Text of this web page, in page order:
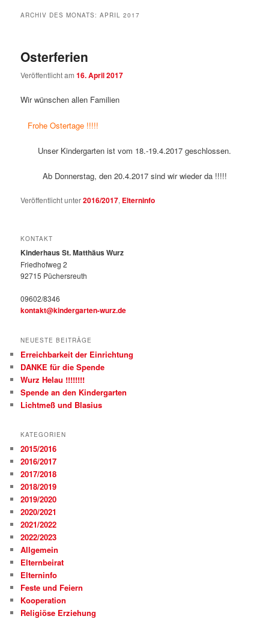
ARCHIV DES MONATS:APRIL 2017
Osterferien
Veröffentlicht am16. April 2017
Wir wünschen allen Familien
Frohe Ostertage !!!!!
Unser Kindergarten ist vom 18.-19.4.2017 geschlossen.
Ab Donnerstag, den 20.4.2017 sind wir wieder da !!!!!
Veröffentlicht unter2016/2017, Elterninfo
KONTAKT
Kinderhaus St. Matthäus Wurz
Friedhofweg 2
92715 Püchersreuth
09602/8346
kontakt@kindergarten-wurz.de
NEUESTE BEITRÄGE
Erreichbarkeit der Einrichtung
DANKE für die Spende
Wurz Helau !!!!!!!!
Spende an den Kindergarten
Lichtmeß und Blasius
KATEGORIEN
2015/2016
2016/2017
2017/2018
2018/2019
2019/2020
2020/2021
2021/2022
2022/2023
Allgemein
Elternbeirat
Elterninfo
Feste und Feiern
Kooperation
Religiöse Erziehung